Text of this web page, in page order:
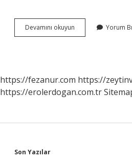
Devamını okuyun
Islamiyeti
Yorum
https://fezanur.com https://
https://erolerdogan.com.tr
Son Yazılar